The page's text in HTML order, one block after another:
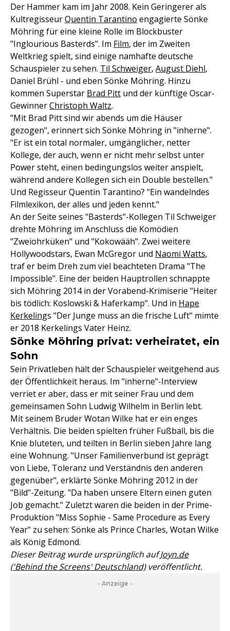
Der Hammer kam im Jahr 2008. Kein Geringerer als
KultregisseurQuentin Tarantino engagierte Sönke
Möhring für eine kleine Rolle im Blockbuster
"Inglourious Basterds". Im Film, der im Zweiten
Weltkrieg spielt, sind einige namhafte deutsche
Schauspieler zu sehen. Til Schweiger, August Diehl,
Daniel Brühl - und eben Sönke Möhring. Hinzu
kommen Superstar Brad Pitt und der künftige Oscar-
GewinnerChristoph Waltz.
"Mit Brad Pitt sind wir abends um die Häuser
gezogen", erinnert sich Sönke Möhring in "inherne".
"Er ist ein total normaler, umgänglicher, netter
Kollege, der auch, wenn er nicht mehr selbst unter
Power steht, einen bedingungslos weiter anspielt,
während andere Kollegen sich ein Double bestellen."
Und Regisseur Quentin Tarantino? "Ein wandelndes
Filmlexikon, der alles und jeden kennt."
An der Seite seines "Basterds"-Kollegen Til Schweiger
drehte Möhring im Anschluss die Komödien
"Zweiohrküken" und "Kokowääh". Zwei weitere
Hollywoodstars, Ewan McGregor und Naomi Watts,
traf er beim Dreh zum viel beachteten Drama "The
Impossible". Eine der beiden Hauptrollen schnappte
sich Möhring 2014 in der Vorabend-Krimiserie "Heiter
bis tödlich: Koslowski & Haferkamp". Und in Hape
Kerkelings "Der Junge muss an die frische Luft" mimte
er 2018 Kerkelings Vater Heinz.
Sönke Möhring privat: verheiratet, ein
Sohn
Sein Privatleben hält der Schauspieler weitgehend aus
der Öffentlichkeit heraus. Im "inherne"-Interview
verriet er aber, dass er mit seiner Frau und dem
gemeinsamen Sohn Ludwig Wilhelm in Berlin lebt.
Mit seinem Bruder Wotan Wilke hat er ein enges
Verhältnis. Die beiden spielten früher Fußball, bis die
Knie bluteten, und teilten in Berlin sieben Jahre lang
eine Wohnung. "Unser Familienverbund ist geprägt
von Liebe, Toleranz und Verständnis den anderen
gegenüber", erklärte Sönke Möhring 2012 in der
"Bild"-Zeitung. "Da haben unsere Eltern einen guten
Job gemacht." Zuletzt waren die beiden in der Prime-
Produktion "Miss Sophie - Same Procedure as Every
Year" zu sehen: Sönke als Prince Charles, Wotan Wilke
als König Edmond.
Dieser Beitrag wurde ursprünglich aufJoyn.de
('Behind the Screens' Deutschland)veröffentlicht.
- Anzeige -